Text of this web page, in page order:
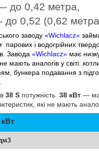
до 0,42 метра,
до 0,52 (0,62
заводу «Wichlacz»
і водогрійних
Завода «Wichlacz» має
мають аналогів у світі:
бункера подавання з
38 S потужність 38 кВт —
які не мають
кВт
3